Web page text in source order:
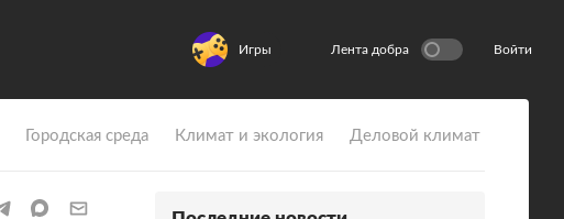
Игры Лента добра Войти
Городская среда Климат и экология Деловой климат